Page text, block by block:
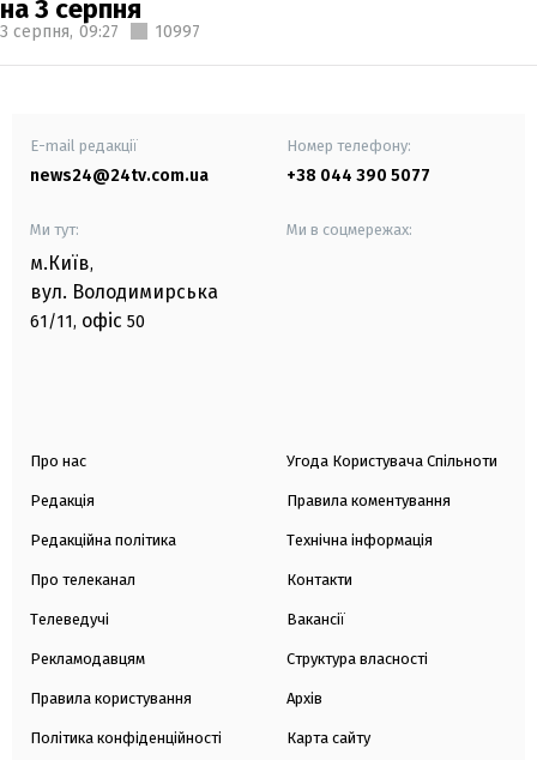
на 3 серпня
3 серпня, 09:27 10997
E-mail редакції
news24@24tv.com.ua
Номер телефону:
+38 044 390 5077
Ми тут:
м.Київ,
вул. Володимирська
61/11, офіс 50
Ми в соцмережах:
Про нас
Редакція
Редакційна політика
Про телеканал
Телеведучі
Рекламодавцям
Правила користування
Політика конфіденційності
Угода Користувача Спільноти
Правила коментування
Технічна інформація
Контакти
Вакансії
Структура власності
Архів
Карта сайту